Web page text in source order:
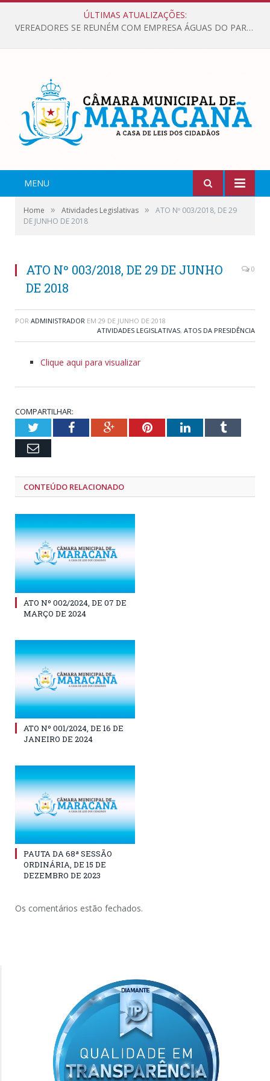
ÚLTIMAS ATUALIZAÇÕES:
VEREADORES SE REUNÉM COM EMPRESA ÁGUAS DO PARÁ, PARA APRESENTAR REIVINDICAÇÕES E MELHORIAS NA QUALIDADE DOS SERVIÇOS OFERECIDOS Á POPULAÇÃO.
MENU
Home » Atividades Legislativas »
ATO Nº 003/2018, DE 29
DE JUNHO DE 2018
ATO Nº 003/2018, DE 29 DE JUNHO
DE 2018
0
POR ADMINISTRADOR EM 29 DE JUNHO DE 2018
ATIVIDADES LEGISLATIVAS, ATOS DA PRESIDÊNCIA
Clique aqui para visualizar
COMPARTILHAR:
TwitterFacebookGoogle+PinterestLinkedInTumblr
Email
CONTEÚDO RELACIONADO
ATO Nº 002/2024, DE 07 DE
MARÇO DE 2024
ATO Nº 001/2024, DE 16 DE
JANEIRO DE 2024
PAUTA DA 68ª SESSÃO
ORDINÁRIA, DE 15 DE
DEZEMBRO DE 2023
Os comentários estão fechados.